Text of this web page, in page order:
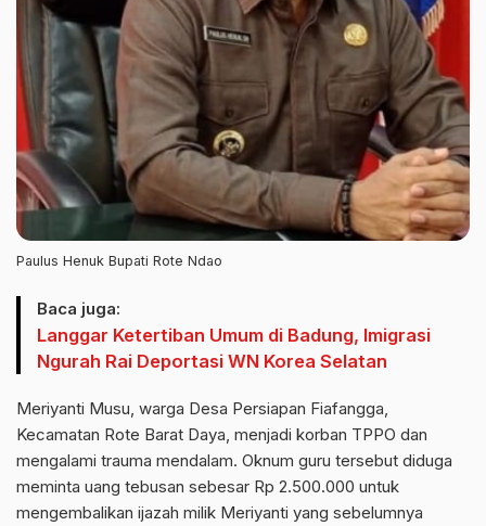
Paulus Henuk Bupati Rote Ndao
Baca juga:
Langgar Ketertiban Umum di Badung, Imigrasi
Ngurah Rai Deportasi WN Korea Selatan
Meriyanti Musu, warga Desa Persiapan Fiafangga,
Kecamatan Rote Barat Daya, menjadi korban TPPO dan
mengalami trauma mendalam. Oknum guru tersebut diduga
meminta uang tebusan sebesar Rp 2.500.000 untuk
mengembalikan ijazah milik Meriyanti yang sebelumnya